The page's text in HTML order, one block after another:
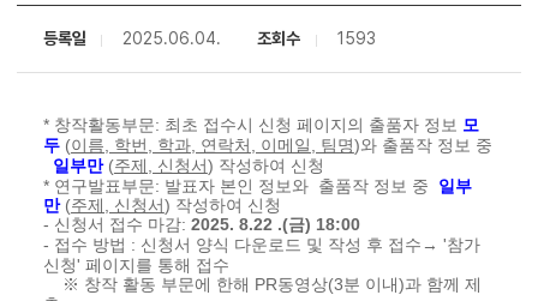
등록일 2025.06.04. 조회수 1593
* 창작활동부문: 최초 접수시 신청 페이지의 출품자 정보 모
두 (이름, 학번, 학과, 연락처, 이메일, 팀명)와 출품작 정보 중
일부만 (주제, 신청서) 작성하여 신청
* 연구발표부문: 발표자 본인 정보와 출품작 정보 중
일부
만 (주제, 신청서) 작성하여 신청
- 신청서 접수 마감: 2025. 8.22 .(금) 18:00
- 접수 방법 : 신청서 양식 다운로드 및 작성 후 접수 → '참가
신청' 페이지를 통해 접수
※ 창작 활동 부문에 한해 PR동영상(3분 이내)과 함께 제